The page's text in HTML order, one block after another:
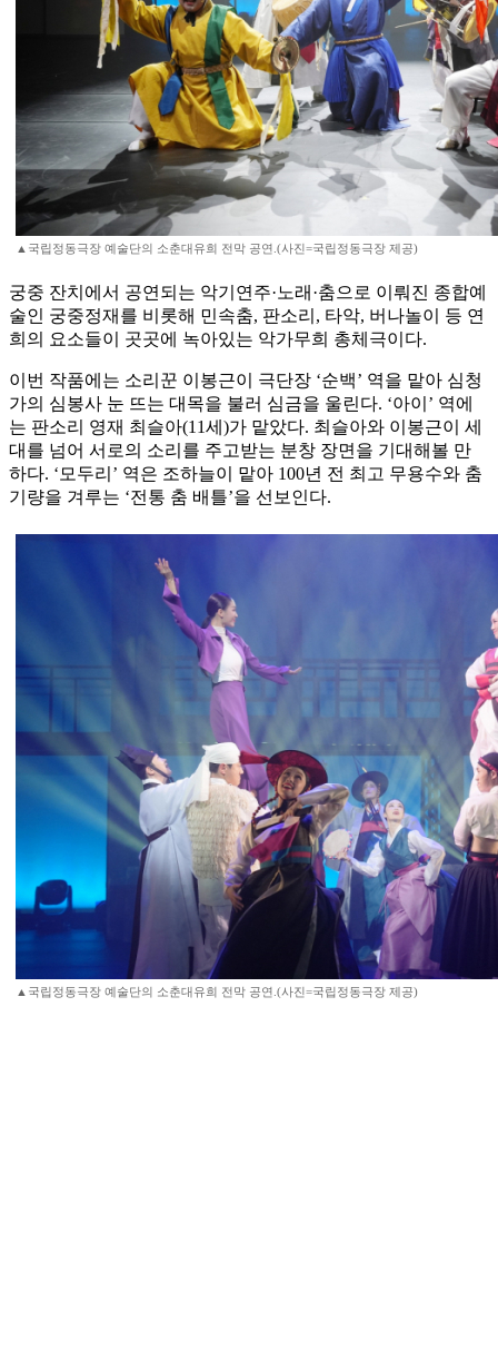
▲국립정동극장 예술단의 소춘대유희 전막 공연.(사진=국립정동극장 제공)
궁중 잔치에서 공연되는 악기연주·노래·춤으로 이뤄진 종합예
술인 궁중정재를 비롯해 민속춤, 판소리, 타악, 버나놀이 등 연
희의 요소들이 곳곳에 녹아있는 악가무희 총체극이다.
이번 작품에는 소리꾼 이봉근이 극단장 ‘순백’ 역을 맡아 심청
가의 심봉사 눈 뜨는 대목을 불러 심금을 울린다. ‘아이’ 역에
는 판소리 영재 최슬아(11세)가 맡았다. 최슬아와 이봉근이 세
대를 넘어 서로의 소리를 주고받는 분창 장면을 기대해볼 만
하다. ‘모두리’ 역은 조하늘이 맡아 100년 전 최고 무용수와 춤
기량을 겨루는 ‘전통 춤 배틀’을 선보인다.
▲국립정동극장 예술단의 소춘대유희 전막 공연.(사진=국립정동극장 제공)